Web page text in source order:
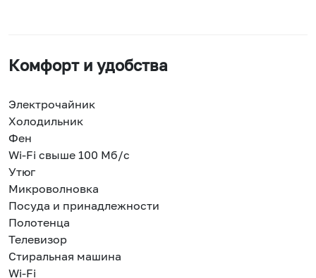
Комфорт и удобства
Электрочайник
Холодильник
Фен
Wi-Fi свыше 100 Мб/с
Утюг
Микроволновка
Посуда и принадлежности
Полотенца
Телевизор
Стиральная машина
Wi-Fi